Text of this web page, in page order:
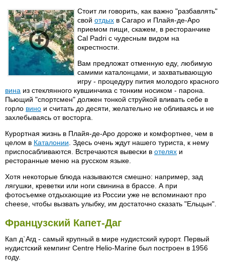
Стоит ли говорить, как важно "разбавлять"
свой отдых в Сагаро и Плайя-де-Аро
приемом пищи, скажем, в ресторанчике
Cal Padri с чудесным видом на
окрестности.
Вам предложат отменную еду, любимую
самими каталонцами, и захватывающую
игру - процедуру пития молодого красного
вина из стеклянного кувшинчика с тонким носиком - парона.
Пьющий "спортсмен" должен тонкой струйкой вливать себе в
горло вино и считать до десяти, желательно не обливаясь и не
захлебываясь от восторга.
Курортная жизнь в Плайя-де-Аро дороже и комфортнее, чем в
целом в Каталонии . Здесь очень ждут нашего туриста, к нему
приспосабливаются. Встречаются вывески в отелях и
ресторанные меню на русском языке.
Хотя некоторые блюда называются смешно: например, зад
лягушки, креветки или ноги свинина в брассе. А при
фотосъемке отдыхающие из России уже не вспоминают про
cheese, чтобы вызвать улыбку, им достаточно сказать "Ельцын".
Французский Капет-Даг
Кап д`Агд - самый крупный в мире нудистский курорт. Первый
нудистский кемпинг Centre Helio-Marine был построен в 1956
году.